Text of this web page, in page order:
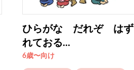
ひらがな だれぞ はず
れておる...
6歳〜向け